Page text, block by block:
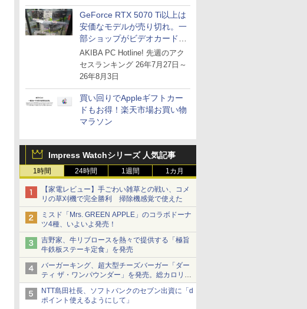
GeForce RTX 5070 Ti以上は
安価なモデルが売り切れ。一
部ショップがビデオカードの
購入制限を実施したニュース
が注目を集める
AKIBA PC Hotline! 先週のアク
セスランキング 26年7月27日～
26年8月3日
買い回りでAppleギフトカー
ドもお得！楽天市場お買い物
マラソン
Impress Watchシリーズ 人気記事
1時間 24時間 1週間 1カ月
【家電レビュー】手ごわい雑草との戦い、コメ
リの草刈機で完全勝利 掃除機感覚で使えた
ミスド「Mrs. GREEN APPLE」のコラボドーナ
ツ4種、いよいよ発売！
吉野家、牛リブロースを熱々で提供する「極旨
牛鉄板ステーキ定食」を発売
バーガーキング、超大型チーズバーガー「ダー
ティ ザ・ワンパウンダー」を発売。総カロリー
約1656kcal、総重量約527g！
NTT島田社長、ソフトバンクのセブン出資に「d
ポイント使えるようにして」